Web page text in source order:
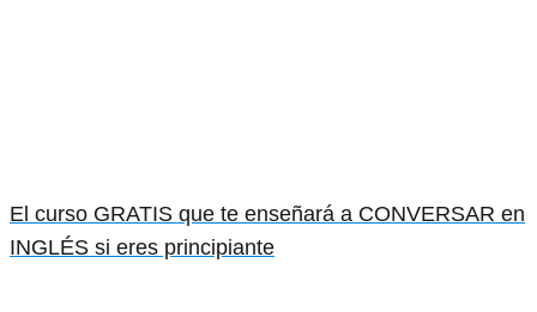
El curso GRATIS que te enseñará a CONVERSAR en
INGLÉS si eres principiante